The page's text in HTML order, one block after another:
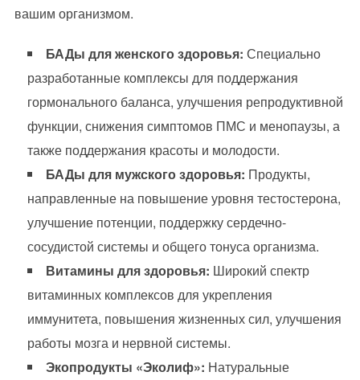
вашим организмом.
БАДы для женского здоровья: Специально
разработанные комплексы для поддержания
гормонального баланса, улучшения репродуктивной
функции, снижения симптомов ПМС и менопаузы, а
также поддержания красоты и молодости.
БАДы для мужского здоровья: Продукты,
направленные на повышение уровня тестостерона,
улучшение потенции, поддержку сердечно-
сосудистой системы и общего тонуса организма.
Витамины для здоровья: Широкий спектр
витаминных комплексов для укрепления
иммунитета, повышения жизненных сил, улучшения
работы мозга и нервной системы.
Экопродукты «Эколиф»: Натуральные